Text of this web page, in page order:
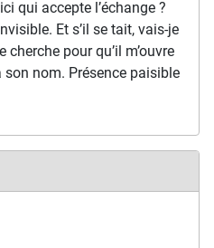
qui accepte l’échange ?
Et s’il se tait, vais-je
pour qu’il m’ouvre
son nom. Présence paisible